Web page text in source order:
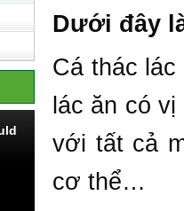
Dưới đây
Cá thác
lác ăn có
với tất cả
cơ thể…